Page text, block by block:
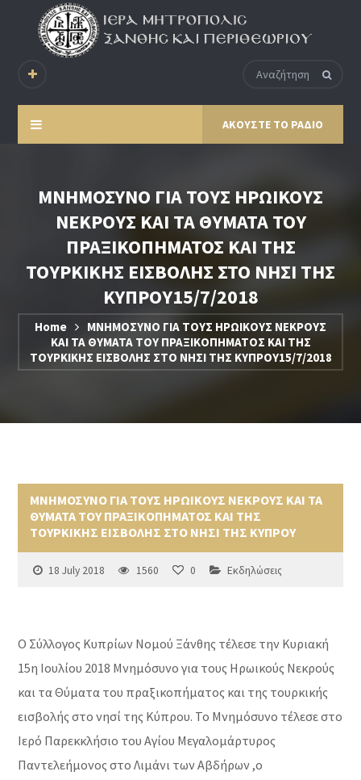
ΑΚΟΥΣΤΕ ΤΟ ΡΑΔΙΟ
ΜΝΗΜΟΣΥΝΟ ΓΙΑ ΤΟΥΣ ΗΡΩΙΚΟΥΣ
ΝΕΚΡΟΥΣ ΚΑΙ ΤΑ ΘΥΜΑΤΑ ΤΟΥ
ΠΡΑΞΙΚΟΠΗΜΑΤΟΣ ΚΑΙ ΤΗΣ
ΤΟΥΡΚΙΚΗΣ ΕΙΣΒΟΛΗΣ ΣΤΟ ΝΗΣΙ ΤΗΣ
ΚΥΠΡΟΥ15/7/2018
Home
ΜΝΗΜΟΣΥΝΟ ΓΙΑ ΤΟΥΣ ΗΡΩΙΚΟΥΣ ΝΕΚΡΟΥΣ
ΚΑΙ ΤΑ ΘΥΜΑΤΑ ΤΟΥ ΠΡΑΞΙΚΟΠΗΜΑΤΟΣ ΚΑΙ ΤΗΣ
ΤΟΥΡΚΙΚΗΣ ΕΙΣΒΟΛΗΣ ΣΤΟ ΝΗΣΙ ΤΗΣ ΚΥΠΡΟΥ15/7/2018
ΜΝΗΜΟΣΥΝΟ ΓΙΑ ΤΟΥΣ ΗΡΩΙΚΟΥΣ ΝΕΚΡΟΥΣ ΚΑΙ ΤΑ
ΘΥΜΑΤΑ ΤΟΥ ΠΡΑΞΙΚΟΠΗΜΑΤΟΣ ΚΑΙ ΤΗΣ
ΤΟΥΡΚΙΚΗΣ ΕΙΣΒΟΛΗΣ ΣΤΟ ΝΗΣΙ ΤΗΣ ΚΥΠΡΟΥ
18 July 2018 1560 0 Εκδηλώσεις
Ο Σύλλογος Κυπρίων Νομού Ξάνθης τέλεσε την Κυριακή
15η Ιουλίου 2018 Μνημόσυνο για τους Ηρωικούς Νεκρούς
και τα Θύματα του πραξικοπήματος και της τουρκικής
εισβολής στο νησί της Κύπρου. Το Μνημόσυνο τέλεσε στο
Ιερό Παρεκκλήσιο του Αγίου Μεγαλομάρτυρος
Παντελεήμονος στο Λιμάνι των Αβδήρων ,ο